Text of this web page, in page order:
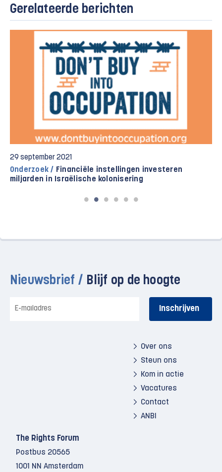
Gerelateerde berichten
29 september 2021
Onderzoek / Financiële instellingen investeren
miljarden in Israëlische kolonisering
Nieuwsbrief / Blijf op de hoogte
mailadres
Over ons
Steun ons
Kom in actie
Vacatures
Contact
ANBI
The Rights Forum
Postbus 20565
1001 NN Amsterdam